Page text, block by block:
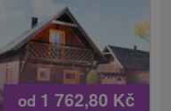
od 1 762,80 Kč